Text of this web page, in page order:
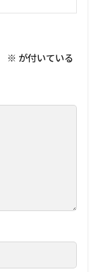
※ が付いている